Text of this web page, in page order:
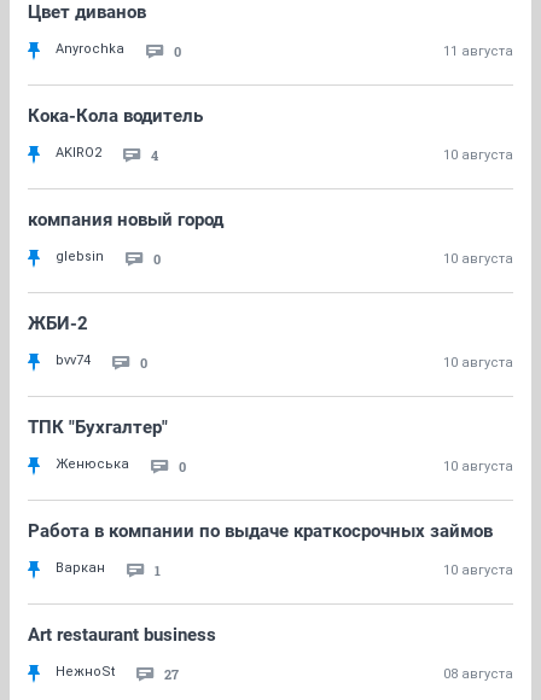
Цвет диванов
Anyrochka 0 11 августа
Кока-Кола водитель
AKIRO2 4 10 августа
компания новый город
glebsin 0 10 августа
ЖБИ-2
bvv74 0 10 августа
ТПК "Бухгалтер"
Женюська 0 10 августа
Работа в компании по выдаче краткосрочных займов
Варкан 1 10 августа
Art restaurant business
НежноSt 27 08 августа